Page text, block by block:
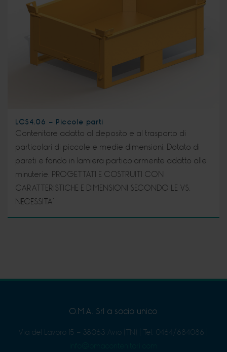
LCS4.06 - Piccole parti
Contenitore adatto al deposito e al trasporto di
particolari di piccole e medie dimensioni. Dotato di
pareti e fondo in lamiera particolarmente adatto alle
minuterie. PROGETTATI E COSTRUITI CON
CARATTERISTICHE E DIMENSIONI SECONDO LE VS.
NECESSITA’
O.M.A. Srl a socio unico
Via del Lavoro 15 - 38063 Avio (TN) Tel. 0464/684086